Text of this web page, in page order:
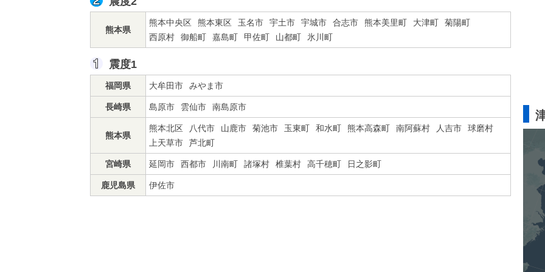
熊本県
熊本中央区 熊本東区 玉名市 宇土市 宇城市 合志市 熊本美里町 大津町
菊陽町
西原村
御船町 嘉島町 甲佐町 山都町 氷川町
震度1
福岡県 大牟田市 みやま市
長崎県 島原市 雲仙市 南島原市
熊本県
熊本北区 八代市 山鹿市 菊池市 玉東町 和水町 熊本高森町 南阿蘇村 人吉市
球磨村
上天草市
芦北町
宮崎県 延岡市 西都市 川南町 諸塚村 椎葉村 高千穂町 日之影町
鹿児島県 伊佐市